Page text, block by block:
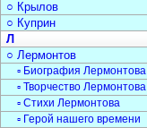
○ Крылов
○ Куприн
Л
○ Лермонтов
▫ Биография Лермонтова
▫ Творчество Лермонтова
▫ Стихи Лермонтова
▫ Герой нашего времени